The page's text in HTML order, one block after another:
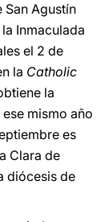
San Agustín
Inmaculada
el 2 de
la Catholic
la
mismo año
es
Clara de
diócesis de